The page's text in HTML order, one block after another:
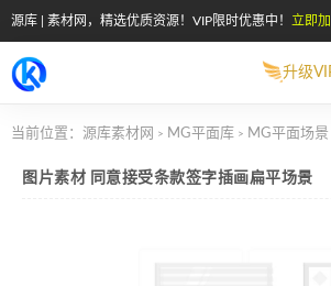
源库 | 素材网，精选优质资源！VIP限时优惠中！ 立即
升级
当前位置： 源库素材网 > MG平面库 > MG平面场景
图片素材 同意接受条款签字插画扁平场景